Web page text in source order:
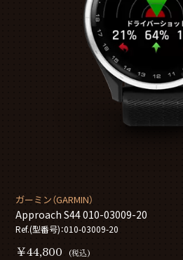
ガーミン（GARMIN）
Approach S44 010-03009-20
Ref.(型番号)：010-03009-20
￥44,800 (税込)